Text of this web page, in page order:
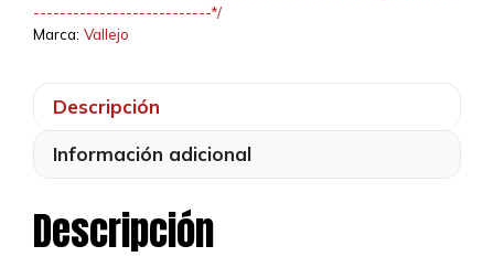
---------------------------*/
Marca: Vallejo
Descripción
Información adicional
Descripción